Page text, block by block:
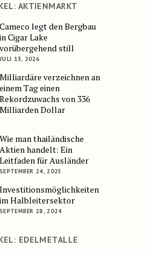
AKTIENMARKT
Cameco legt den Bergbau
in Cigar Lake
vorübergehend still
JULI 13, 2026
Milliardäre verzeichnen an
einem Tag einen
Rekordzuwachs von 336
Milliarden Dollar
Wie man thailändische
Aktien handelt: Ein
Leitfaden für Ausländer
SEPTEMBER 24, 2025
Investitionsmöglichkeiten
im Halbleitersektor
SEPTEMBER 28, 2024
EDELMETALLE